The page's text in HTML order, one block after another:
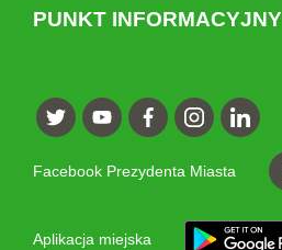
PUNKT INFORMACYJNY
Facebook Prezydenta Miasta
Aplikacja miejska